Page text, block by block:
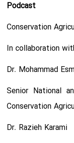
Podcast
Conservation
In collaboration
Dr. Mohammad
Senior National
Conservation
Dr. Razieh Karami